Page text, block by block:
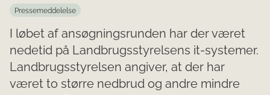
Pressemeddelelse
I løbet af ansøgningsrunden har der været
nedetid på Landbrugsstyrelsens it-systemer.
Landbrugsstyrelsen angiver, at der har
været to større nedbrud og andre mindre